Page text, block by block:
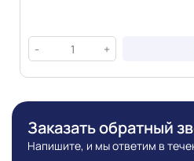
- +
Заказать обратный
Напишите, и мы ответим в